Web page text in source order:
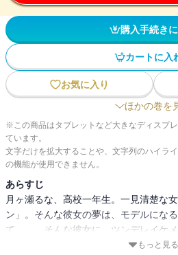
購入手続き
カートに入
お気に入り
ほかの巻を
※この商品はタブレットなど大きなディスプ
ています。
文字だけを拡大することや、文字列のハイラ
の機能が使用できません。
あらすじ
月ヶ瀬るな、高校一年生。一見清楚な
ン」。そんな彼女の夢は、モデルにな
て……。そんな彼女に、ツンデレイケ
【コミックニコラ】読むと恋がしたく
もっと見る